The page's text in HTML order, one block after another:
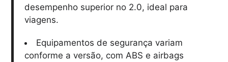
desempenho superior no 2.0, ideal para
viagens.
Equipamentos de segurança variam
conforme a versão, com ABS e airbags